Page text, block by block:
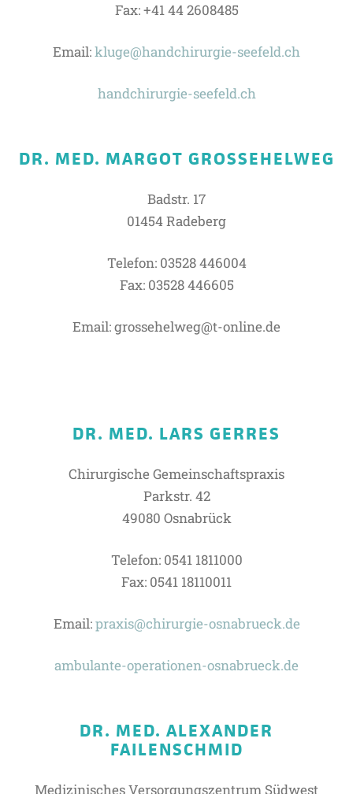
Fax: +41 44 2608485
Email:kluge@handchirurgie-seefeld.ch
handchirurgie-seefeld.ch
DR. MED. MARGOT GROSSEHELWEG
Badstr. 17
01454 Radeberg
Telefon: 03528 446004
Fax: 03528 446605
Email: grossehelweg@t-online.de
DR. MED. LARS GERRES
Chirurgische Gemeinschaftspraxis
Parkstr. 42
49080 Osnabrück
Telefon: 0541 1811000
Fax: 0541 18110011
Email:praxis@chirurgie-osnabrueck.de
ambulante-operationen-osnabrueck.de
DR. MED. ALEXANDER
FAILENSCHMID
Medizinisches Versorgungszentrum Südwest